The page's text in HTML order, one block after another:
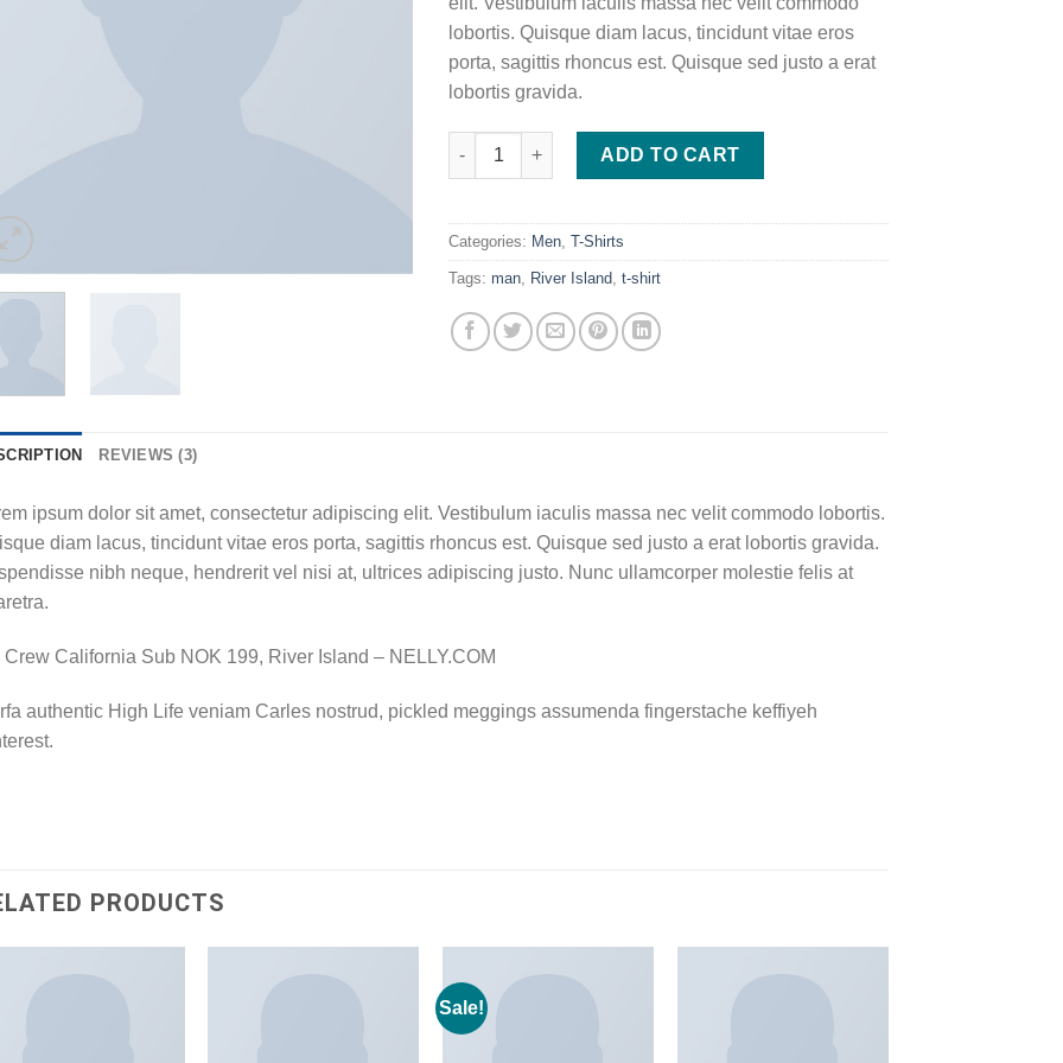
ratings
lobortis. Quisque diam lacus, tincidunt vitae eros
porta, sagittis rhoncus est. Quisque sed justo a erat
lobortis gravida.
SS Crew California Sub River Island quantity
ADD TO CART
Categories: Men ,T-Shirts
Tags:man River Island ,t-shirt
REVIEWS (3)
ipsum dolor sit amet, consectetur adipiscing elit. Vestibulum iaculis massa nec velit commodo lobortis.
diam lacus, tincidunt vitae eros porta, sagittis rhoncus est. Quisque sed justo a erat lobortis gravida.
nibh neque, hendrerit vel nisi at, ultrices adipiscing justo. Nunc ullamcorper molestie felis at
Crew California Sub NOK 199, River Island – NELLY.COM
authentic High Life veniam Carles nostrud, pickled meggings assumenda fingerstache keffiyeh
PRODUCTS
Sale!